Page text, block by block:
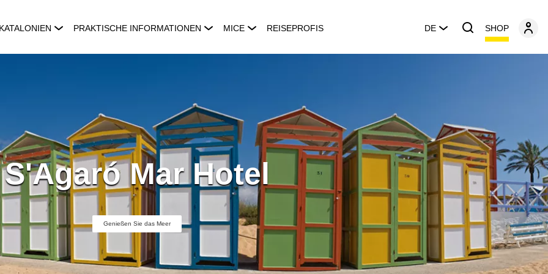
PRAKTISCHE INFORMATIONEN MICE REISEPROFIS DE SHOP
S'Agaró Mar Hotel
Genießen Sie das Meer